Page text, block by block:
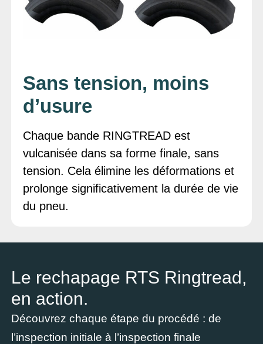
Sans tension, moins
d’usure
Chaque bande RINGTREAD est
vulcanisée dans sa forme finale, sans
tension. Cela élimine les déformations et
prolonge significativement la durée de vie
du pneu.
Le rechapage RTS Ringtread,
en action.
Découvrez chaque étape du procédé : de
l’inspection initiale à l’inspection finale